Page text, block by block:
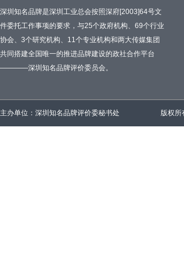
深圳知名品牌是深圳工业总会按照深府[2003]64号文
件委托工作事项的要求，与25个政府机构、69个行业
协会、3个研究机构、11个专业机构和两大传媒集团
共同搭建全国唯一的推进品牌建设的政社合作平台
————深圳知名品牌评价委员会。
主办单位：深圳知名品牌评价委秘书处 版权所